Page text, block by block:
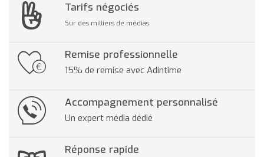
Tarifs négociés
Sur des milliers de médias
Remise professionnelle
15% de remise avec Adintime
Accompagnement personnalisé
Un expert média dédié
Réponse rapide